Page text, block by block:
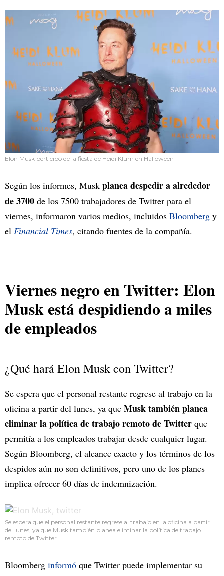
Elon Musk perticipó de la fiesta de Heidi Klum en Halloween
Según los informes, Musk planea despedir a alrededor
de 3700 de los 7500 trabajadores de Twitter para el
viernes, informaron varios medios, incluidos Bloomberg y
el Financial Times, citando fuentes de la compañía.
Viernes negro en Twitter: Elon
Musk está despidiendo a miles
de empleados
¿Qué hará Elon Musk con Twitter?
Se espera que el personal restante regrese al trabajo en la
oficina a partir del lunes, ya que Musk también planea
eliminar la política de trabajo remoto de Twitter que
permitía a los empleados trabajar desde cualquier lugar.
Según Bloomberg, el alcance exacto y los términos de los
despidos aún no son definitivos, pero uno de los planes
implica ofrecer 60 días de indemnización.
Se espera que el personal restante regrese al trabajo en la oficina a partir
del lunes, ya que Musk también planea eliminar la política de trabajo
remoto de Twitter.
Bloomberg informó que Twitter puede implementar su